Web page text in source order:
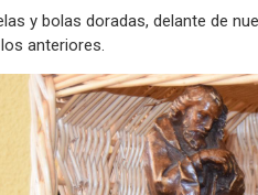
y bolas doradas, delante de
anteriores.